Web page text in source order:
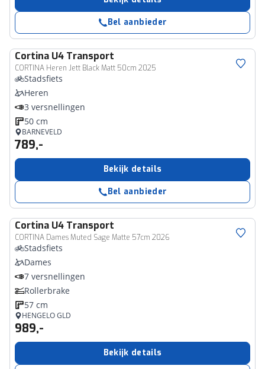
Bel aanbieder
Cortina U4 Transport
CORTINA Heren Jett Black Matt 50cm 2025
Stadsfiets
Heren
3 versnellingen
50 cm
BARNEVELD
789,-
Bekijk details
Bel aanbieder
Cortina U4 Transport
CORTINA Dames Muted Sage Matte 57cm 2026
Stadsfiets
Dames
7 versnellingen
Rollerbrake
57 cm
HENGELO GLD
989,-
Bekijk details